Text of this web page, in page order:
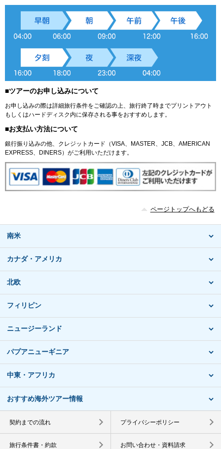
■ツアーのお申し込みについて
お申し込みの際は詳細旅行条件をご確認の上、旅行終了時までプリントアウト
もしくはハードディスク内に保存される事をおすすめします。
■お支払い方法について
銀行振り込みの他、クレジットカード（VISA、MASTER、JCB、AMERICAN
EXPRESS、DINERS）がご利用いただけます。
ページトップへもどる
南米
カナダ・アメリカ
北欧
フィリピン
ニュージーランド
パプアニューギニア
中東・アフリカ
おすすめ海外ツアー情報
契約までの流れ プライバシーポリシー
旅行条件書・約款 お問い合わせ・資料請求